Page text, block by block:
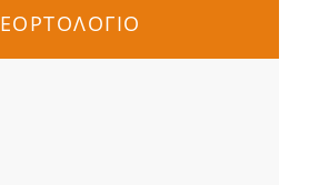
ΕΟΡΤΟΛΟΓΙΟ